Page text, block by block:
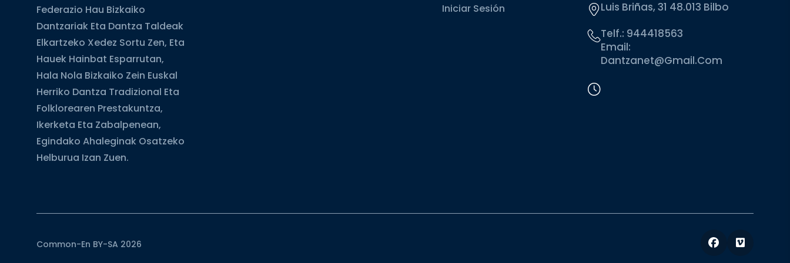
Federazio Hau Bizkaiko
Dantzariak Eta Dantza Taldeak
Elkartzeko Xedez Sortu Zen, Eta
Hauek Hainbat Esparrutan,
Hala Nola Bizkaiko Zein Euskal
Herriko Dantza Tradizional Eta
Folklorearen Prestakuntza,
Ikerketa Eta Zabalpenean,
Egindako Ahaleginak Osatzeko
Helburua Izan Zuen.
Iniciar Sesión
Luis Briñas, 31 48.013 Bilbo
Telf.: 944418563
Email:
Dantzanet@gmail.com
Common-En BY-SA 2026 Facebook
Vimeo